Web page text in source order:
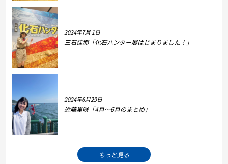
2024年7月 1日
三石佳那「化石ハンター展はじまりました！」
2024年6月29日
近藤里咲「4月～6月のまとめ」
もっと見る